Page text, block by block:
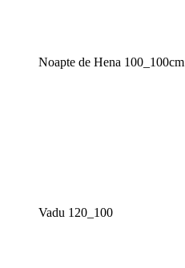
Noapte de Hena 100_100cm
Vadu 120_100